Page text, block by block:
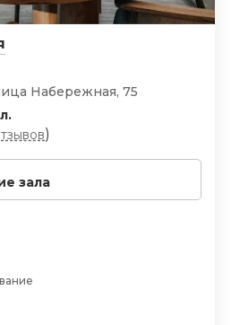
Набережная, 75
)
зала